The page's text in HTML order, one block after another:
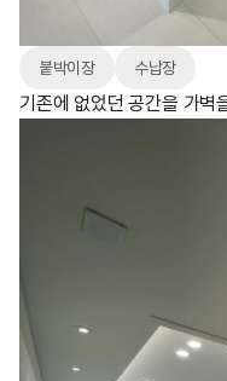
붙박이장 수납장
기존에 없었던 공간을 가벽